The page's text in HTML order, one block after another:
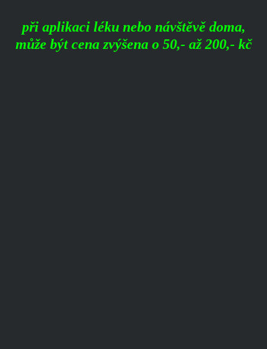
při aplikaci léku nebo návštěvě doma,
může být cena zvýšena o 50,- až 200,- kč